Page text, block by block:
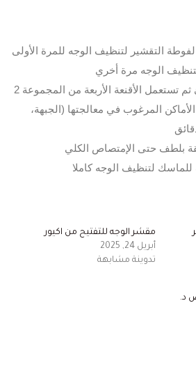
التقشير لتنظيف الوجه للمرة الأولى
الوجه مرة أخري
تستعمل الأقنعة الأربعة من المجموعة 2
المرغوب في معالجتها (الجبهة،
بلطف حتى الإمتصاص الكلي
لتنظيف الوجه كاملا
مقشر الوجه للتفتيح من اكيور
أبريل 24, 2025
تدوينة مشابهة
د.